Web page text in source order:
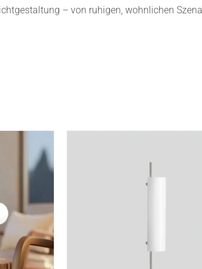
– von ruhigen, wohnlichen